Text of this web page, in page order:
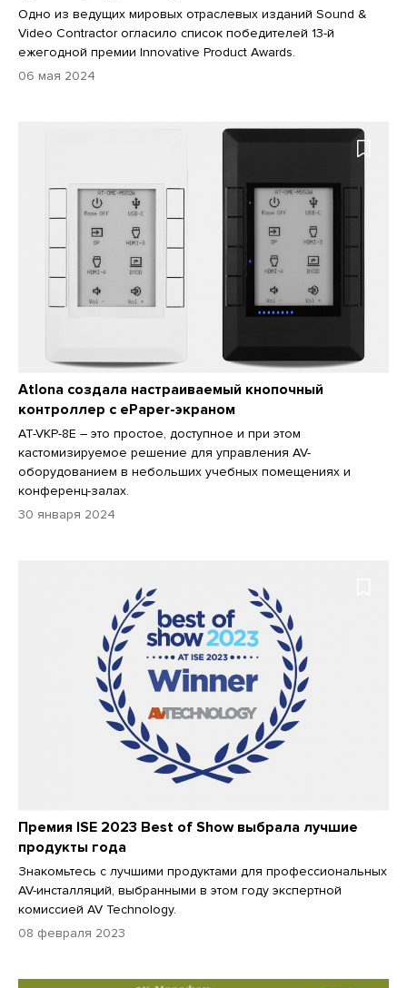
Одно из ведущих мировых отраслевых изданий Sound &
Video Contractor огласило список победителей 13-й
ежегодной премии Innovative Product Awards.
06 мая 2024
Atlona создала настраиваемый кнопочный
контроллер с ePaper-экраном
AT-VKP-8E – это простое, доступное и при этом
кастомизируемое решение для управления AV-
оборудованием в небольших учебных помещениях и
конференц-залах.
30 января 2024
Премия ISE 2023 Best of Show выбрала лучшие
продукты года
Знакомьтесь с лучшими продуктами для профессиональных
AV-инсталляций, выбранными в этом году экспертной
комиссией AV Technology.
08 февраля 2023